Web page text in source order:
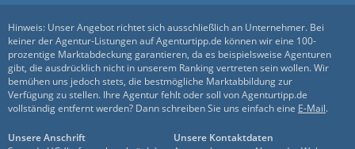
Hinweis: Unser Angebot richtet sich ausschließlich an Unternehmer. Bei
keiner der Agentur-Listungen auf Agenturtipp.de können wir eine 100-
prozentige Marktabdeckung garantieren, da es beispielsweise Agenturen
gibt, die ausdrücklich nicht in unserem Ranking vertreten sein wollen. Wir
bemühen uns jedoch stets, die bestmögliche Marktabbildung zur
Verfügung zu stellen. Ihre Agentur fehlt oder soll von Agenturtipp.de
vollständig entfernt werden? Dann schreiben Sie uns einfach eine E-Mail.
Unsere Anschrift
Unsere Kontaktdaten